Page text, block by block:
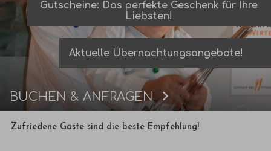
BUCHEN & ANFRAGEN Buchen
Gutscheine: Das perfekte Geschenk für Ihre
Liebsten!
Aktuelle Übernachtungsangebote!
Zufriedene Gäste sind die beste Empfehlung!